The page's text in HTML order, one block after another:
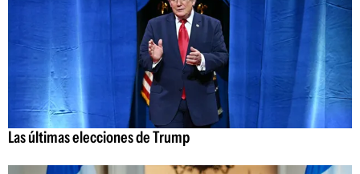
Las últimas elecciones de Trump